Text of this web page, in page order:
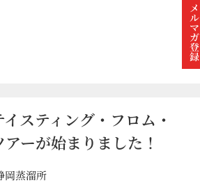
メ
ル
マ
ガ
登
録
イスティング・フロム・
ーが始まりました！
岡蒸溜所